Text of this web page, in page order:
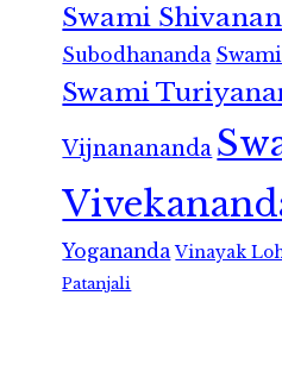
Swami
Subodhananda
Swami
Vijnanananda
Yogananda Vinayak
Patanjali